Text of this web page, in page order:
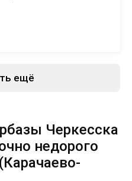
ещё
Черкесска
недорого